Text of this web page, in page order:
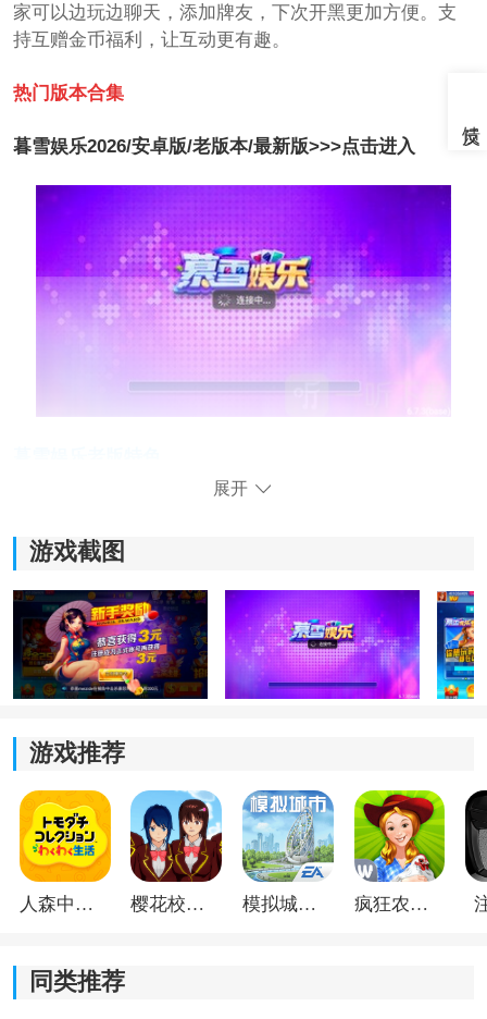
家可以边玩边聊天，添加牌友，下次开黑更加方便。支
持互赠金币福利，让互动更有趣。
热门版本合集
暮雪娱乐2026/安卓版/老版本/最新版>>>点击进入
采用优化过的技术方案，保证游戏在移动端流畅运行，
不易闪退，兼容主流机型。
2.海量玩家：
平台保持全天候活跃，随时上线都能快速匹配真人玩
家，无需等待。
3.智能界面：
针对手机屏幕优化操作逻辑，布局清晰，老少玩家都能
轻松上手。
4.一键登录：
少等待时间。
展开
游戏截图
游戏推荐
人森中文版 樱花校园模拟器1.048.00中文版 模拟城市我是巿长联机版 疯狂农场3美国派19
同类推荐